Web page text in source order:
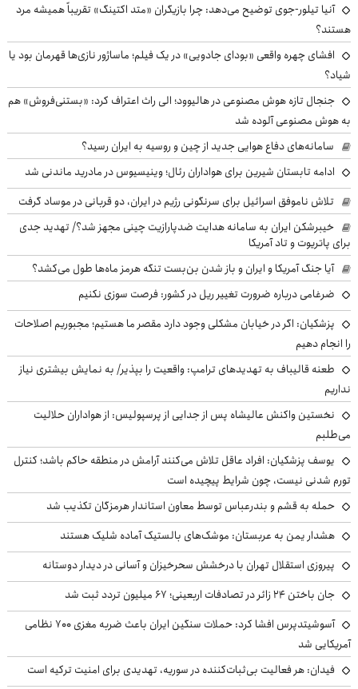
آنیا تیلور-جوی توضیح می‌دهد: چرا بازیگران «متد اکتینگ» تقریباً همیشه مرد
هستند؟
افشای چهره واقعی «بودای جادویی» در یک فیلم؛ ماساژور نازی‌ها قهرمان بود یا
شیاد؟
جنجال تازه هوش مصنوعی در هالیوود؛ الی راث اعتراف کرد: «بستنی‌فروش» هم
به هوش مصنوعی آلوده شد
سامانه‌های دفاع هوایی جدید از چین و روسیه به ایران رسید؟
ادامه تابستان شیرین برای هواداران رئال؛ وینیسیوس در مادرید ماندنی شد
تلاش ناموفق اسرائیل برای سرنگونی رژیم در ایران، دو قربانی در موساد گرفت
خیبرشکن ایران به سامانه هدایت ضدپارازیت چینی مجهز شد؟/ تهدید جدی
برای پاتریوت و تاد آمریکا
آیا جنگ آمریکا و ایران و باز شدن بن‌بست تنگه هرمز ماه‌ها طول می‌کشد؟
ضرغامی درباره ضرورت تغییر ریل در کشور: فرصت سوزی نکنیم
پزشکیان: اگر در خیابان مشکلی وجود دارد مقصر ما هستیم؛ مجبوریم اصلاحات
را انجام دهیم
طعنه قالیباف به تهدیدهای ترامپ: واقعیت را بپذیر/ به نمایش بیشتری نیاز
نداریم
نخستین واکنش عالیشاه پس از جدایی از پرسپولیس: از هواداران حلالیت
می‌طلبم
یوسف پزشکیان: افراد عاقل تلاش می‌کنند آرامش در منطقه حاکم باشد؛ کنترل
تورم شدنی نیست، چون شرایط پیچیده است
حمله به قشم و بندرعباس توسط معاون استاندار هرمزگان تکذیب شد
هشدار یمن به عربستان: موشک‌های بالستیک آماده شلیک هستند
پیروزی استقلال تهران با درخشش سحرخیزان و آسانی در دیدار دوستانه
جان باختن ۲۴ زائر در تصادفات اربعینی؛ ۶۷ میلیون تردد ثبت شد
آسوشیتدپرس افشا کرد: حملات سنگین ایران باعث ضربه مغزی ۷۰۰ نظامی
آمریکایی شد
فیدان: هر فعالیت بی‌ثبات‌کننده در سوریه، تهدیدی برای امنیت ترکیه است